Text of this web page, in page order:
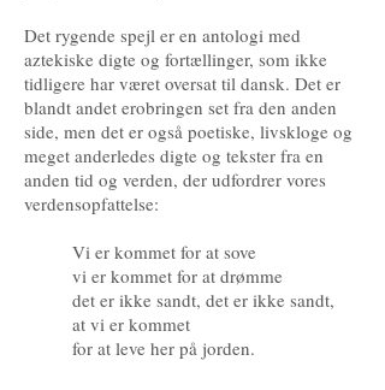
Det rygende spejl er en antologi med
aztekiske digte og fortællinger, som ikke
tidligere har været oversat til dansk. Det er
blandt andet erobringen set fra den anden
side, men det er også poetiske, livskloge og
meget anderledes digte og tekster fra en
anden tid og verden, der udfordrer vores
verdensopfattelse:
Vi er kommet for at sove
vi er kommet for at drømme
det er ikke sandt, det er ikke sandt,
at vi er kommet
for at leve her på jorden.